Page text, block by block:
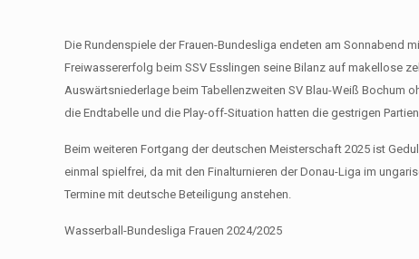
Die Rundenspiele der Frauen-Bundesliga endeten am Sonnabend
Freiwassererfolg beim SSV Esslingen seine Bilanz auf makellose
Auswärtsniederlage beim Tabellenzweiten SV Blau-Weiß Bochum
die Endtabelle und die Play-off-Situation hatten die gestrigen
Beim weiteren Fortgang der deutschen Meisterschaft 2025 ist
einmal spielfrei, da mit den Finalturnieren der Donau-Liga im
Termine mit deutsche Beteiligung anstehen.
Wasserball-Bundesliga Frauen 2024/2025